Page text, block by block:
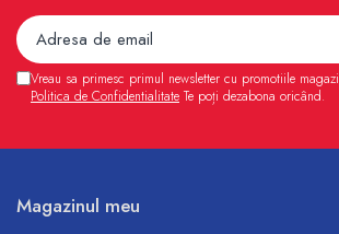
Vreau sa primesc primul newsletter cu promotiile
Politica de Confidentialitate Te poți dezabona oricând.
Magazinul meu